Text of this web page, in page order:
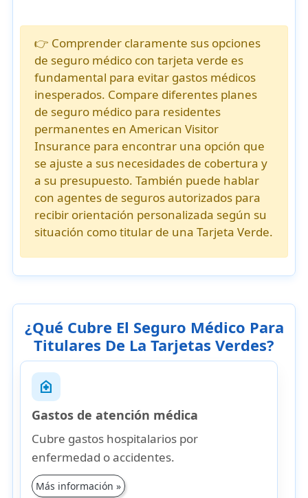
👉 Comprender claramente sus opciones
de seguro médico con tarjeta verde es
fundamental para evitar gastos médicos
inesperados. Compare diferentes planes
de seguro médico para residentes
permanentes en American Visitor
Insurance para encontrar una opción que
se ajuste a sus necesidades de cobertura y
a su presupuesto. También puede hablar
conagentes de seguros autorizados para
recibir orientación personalizada según su
situación comotitular de una Tarjeta Verde.
¿Qué Cubre El Seguro Médico Para
Titulares De La Tarjetas Verdes?
home_health
Gastos de atención médica
Cubre gastos hospitalarios por
enfermedad o accidentes.
Más información »